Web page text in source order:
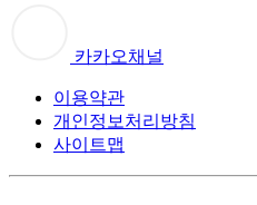
카카오채널
이용약관
개인정보처리방침
사이트맵